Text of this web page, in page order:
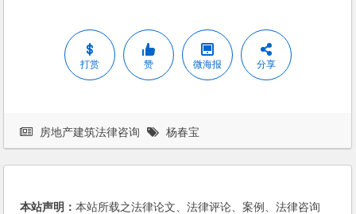
打赏 赞 微海报 分享
房地产建筑法律咨询 杨春宝
本站声明：本站所载之法律论文、法律评论、案例、法律咨询